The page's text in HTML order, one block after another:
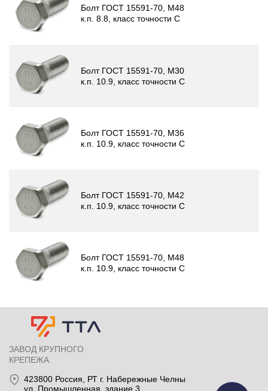
Болт ГОСТ 15591-70, М48
к.п. 8.8, класс точности C
Болт ГОСТ 15591-70, М30
к.п. 10.9, класс точности C
Болт ГОСТ 15591-70, М36
к.п. 10.9, класс точности C
Болт ГОСТ 15591-70, М42
к.п. 10.9, класс точности C
Болт ГОСТ 15591-70, М48
к.п. 10.9, класс точности C
ЗАВОД КРУПНОГО
КРЕПЕЖА
423800 Россия, РТ г. Набережные Челны
ул. Промышленная, здание 3